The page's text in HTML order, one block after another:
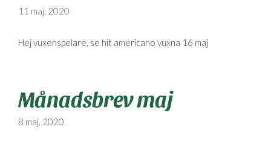
11 maj, 2020
Hej vuxenspelare, se hit americano vuxna 16 maj
Månadsbrev maj
8 maj, 2020